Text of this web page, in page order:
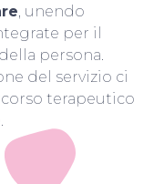
, unendo
per il
persona.
del servizio ci
terapeutico